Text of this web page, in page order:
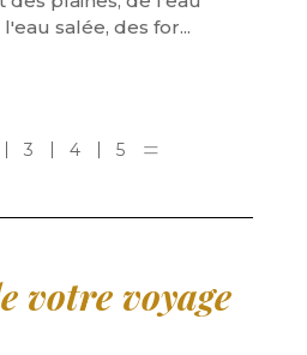
salée, des for...
3 4 5
votre voyage